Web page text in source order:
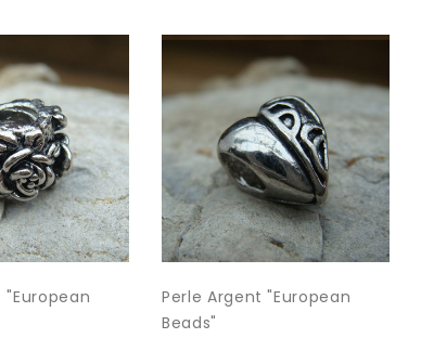
"european
Perle Argent "european
Beads"